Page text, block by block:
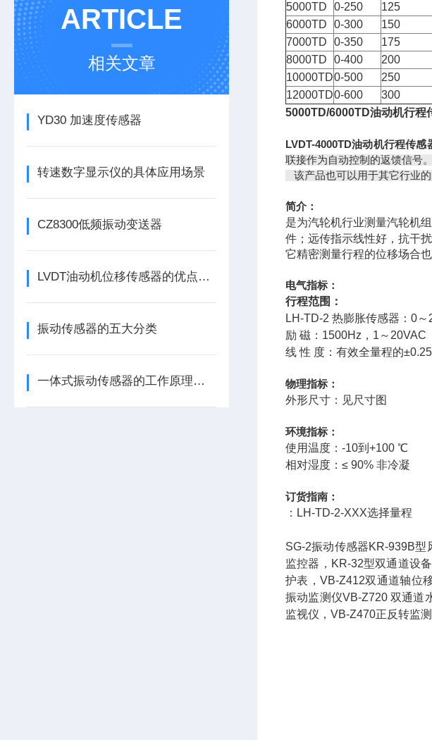
ARTICLE
相关文章
YD30 加速度传感器
转速数字显示仪的具体应用场景
CZ8300低频振动变送器
LVDT油动机位移传感器的优点分别有这几点
振动传感器的五大分类
一体式振动传感器的工作原理是什么？
5000TD
0-250 125
6000TD
0-300 150
7000TD
0-350 175
8000TD
0-400 200
10000TD0-500 250
12000TD0-600 300
5000TD/6000TD油动机行程
LVDT-4000TD油动机行程传感
联接作为自动控制的返馈信号。
该产品也可以用于其它行业
简介：
是为汽轮机行业测量汽轮机
件；远传指示线性好，抗干
它精密测量行程的位移场合
电气指标：
行程范围：
LH-TD-2 热膨胀传感器：0
励 磁：1500Hz，1～20VAC
线 性 度：有效全量程的
物理指标：
外形尺寸：见尺寸图
环境指标：
使用温度：-10到+100 ℃
相对湿度：≤ 90% 非冷凝
订货指南：
：LH-TD-2-XXX选择量程
SG-2振动传感器KR-939B
监控器，KR-32型双通道设
护表，VB-Z412双通道轴位
振动监测仪VB-Z720 双通道
监视仪，VB-Z470正反转监